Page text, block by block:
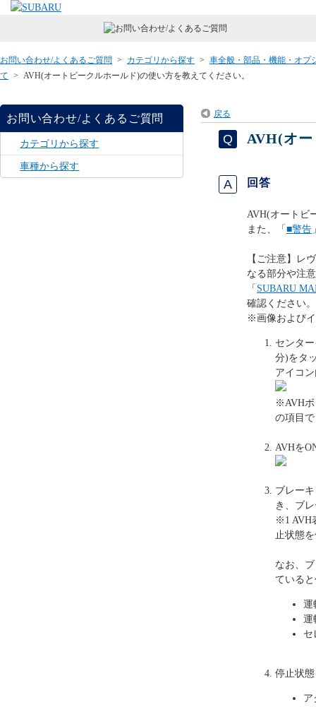
お問い合わせ/よくあるご質問 > カテゴリから探す > 車全般・部品・機能・オプ
て > AVH(オートビークルホールド)の使い方を教えてください。
お問い合わせ/よくあるご質問
カテゴリから探す
車種から探す
戻る
AVH(オ
回答
AVH(オートビ
また、「 ■警告
【ご注意】レ
なる部分や注
「 SUBARU
確認ください。
※画像および
センタ
分)をタ
アイコ
※AVHボ
の項目
AVHを
ブレー
き、ブ
※1 AVH
止状態
なお、
ている
運
運
セ
停止状
ア